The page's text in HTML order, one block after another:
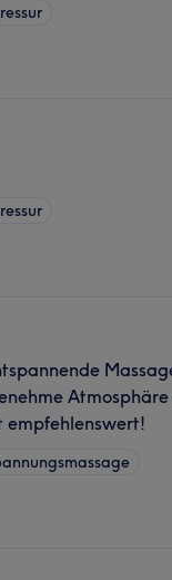
empfehlenswert!